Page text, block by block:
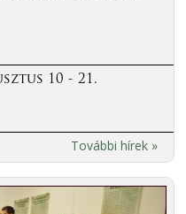
10 - 21.
További hírek »